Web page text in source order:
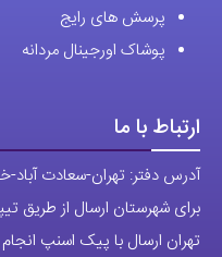
پرسش های رایج
پوشاک اورجینال مردانه
ارتباط با ما
آدرس دفتر: تهران-سعادت آباد-
برای شهرستان ارسال از طریق
تهران ارسال با پیک اسنپ